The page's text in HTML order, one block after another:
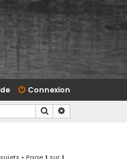
Connexion
Rechercher
sujets • Page1 sur1